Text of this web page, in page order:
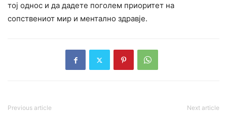
тој однос и да дадете поголем приоритет на
сопствениот мир и ментално здравје.
Previous article Next article